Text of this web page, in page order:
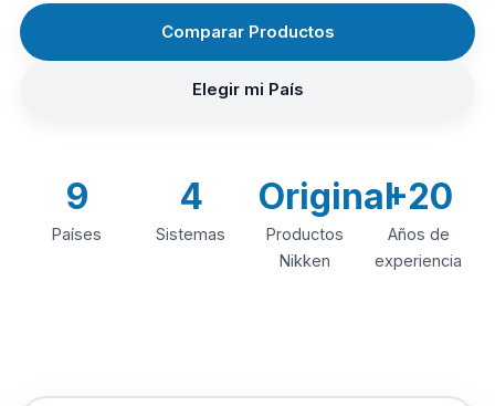
Comparar Productos
Elegir mi País
9
Países
4
Sistemas
Original
Productos
Nikken
+20
Años de
experiencia